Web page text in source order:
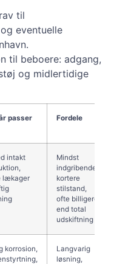
til
eventuelle
til beboere: adgang,
og midlertidige
passer
Fordele
intakt
lækager
Mindst
indgribende,
kortere
stilstand,
ofte billigere
end total
udskiftning
korrosion,
Langvarig
løsning,